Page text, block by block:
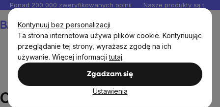
Kontynuuj bez personalizacji
Ta strona internetowa używa plików cookie. Kontynuując
przeglądanie tej strony, wyrażasz zgodę na ich
używanie. Więcej informacjitutaj.
Zgadzam się
Ustawienia
Przejść
do
treści
Ponad 200 000 zweryfikowanych opinii Nasze produkty są
Olejek rozmarynowy i jego wpływ na skórę głowy i
porost włosów
Olejek rozmarynowy i jego